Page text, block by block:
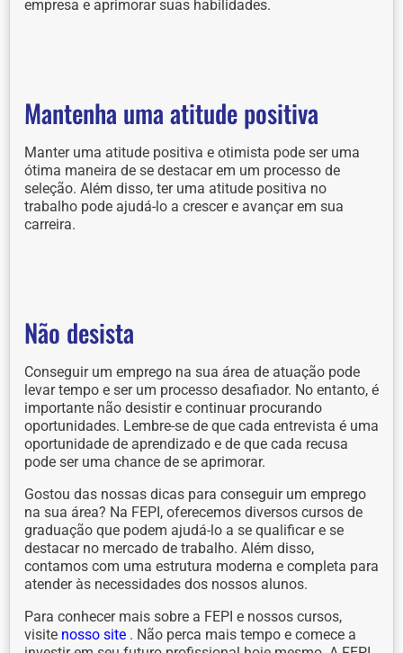
empresa e aprimorar suas habilidades.
Mantenha uma atitude positiva
Manter uma atitude positiva e otimista pode ser uma
ótima maneira de se destacar em um processo de
seleção. Além disso, ter uma atitude positiva no
trabalho pode ajudá-lo a crescer e avançar em sua
carreira.
Não desista
Conseguir um emprego na sua área de atuação pode
levar tempo e ser um processo desafiador. No entanto, é
importante não desistir e continuar procurando
oportunidades. Lembre-se de que cada entrevista é uma
oportunidade de aprendizado e de que cada recusa
pode ser uma chance de se aprimorar.
Gostou das nossas dicas para conseguir um emprego
na sua área? Na FEPI, oferecemos diversos cursos de
graduação que podem ajudá-lo a se qualificar e se
destacar no mercado de trabalho. Além disso,
contamos com uma estrutura moderna e completa para
atender às necessidades dos nossos alunos.
Para conhecer mais sobre a FEPI e nossos cursos,
visite nosso site . Não perca mais tempo e comece a